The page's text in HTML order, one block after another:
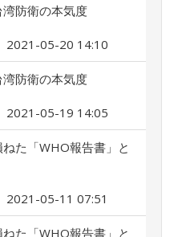
湾防衛の本気度
2021-05-20 14:10
湾防衛の本気度
2021-05-19 14:05
ねた「WHO報告書」と
2021-05-11 07:51
ねた「WHO報告書」と